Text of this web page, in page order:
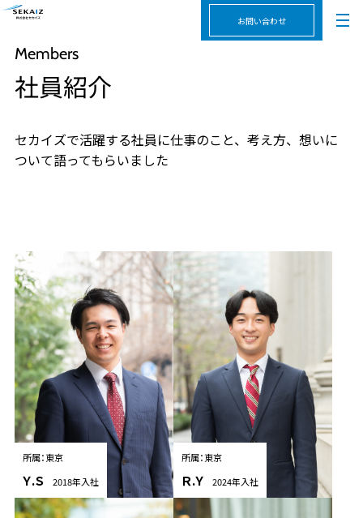
お問い合わせ
Members
社員紹介
セカイズで活躍する社員に仕事のこと、考え方、想いに
ついて語ってもらいました
所属：東京
Ｙ.Ｓ 2018年入社
所属：東京
Ｒ.Ｙ 2024年入社